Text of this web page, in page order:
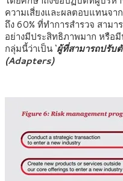
ความเสี่ยงและผลตอบแทนจา
ถึง 60% ที่ทำการสำรวจ สาม
อย่างมีประสิทธิภาพมาก หรือ
กลุ่มนี้ว่าเป็น ‘ผู้ที่สามารถปรับ
(Adapters)